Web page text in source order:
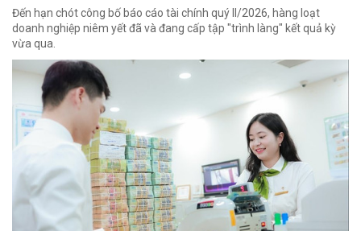
Đến hạn chót công bố báo cáo tài chính quý II/2026, hàng loạt
doanh nghiệp niêm yết đã và đang cấp tập "trình làng" kết quả kỳ
vừa qua.